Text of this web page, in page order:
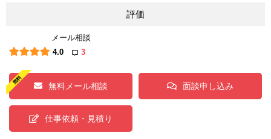
評価
メール相談
4.0
3
無料メール相談 面談申し込み
仕事依頼・見積り